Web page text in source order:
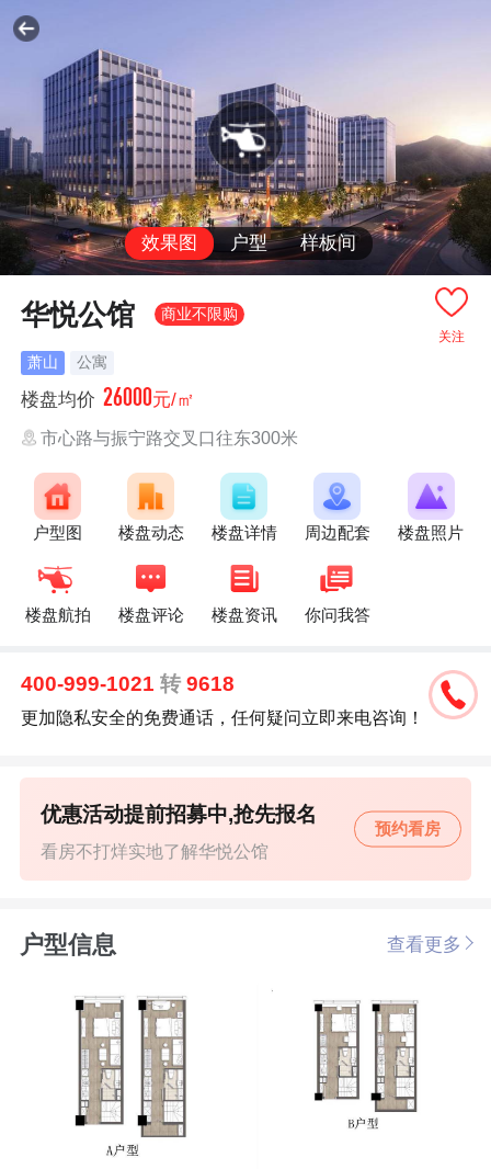
效果图 户型 样板间
关注
华悦公馆 商业不限购
萧山 公寓
楼盘均价 26000元/㎡
市心路与振宁路交叉口往东300米
户型图 楼盘动态 楼盘详情 周边配套 楼盘照片
楼盘航拍 楼盘评论 楼盘资讯 你问我答
400-999-1021转 9618
更加隐私安全的免费通话，任何疑问立即来电咨询！
看房不打烊实地了解华悦公馆
优惠活动提前招募中,抢先报名
预约看房
户型信息 查看更多